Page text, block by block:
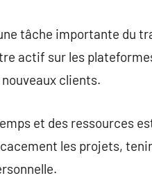
tâche importante du
actif sur les
clients.
et des ressources
les projets,